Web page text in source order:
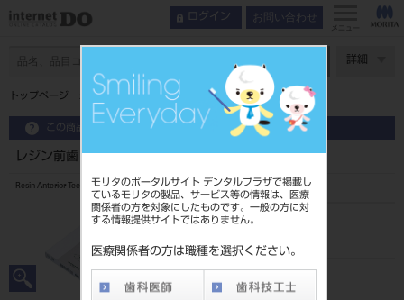
モリタのポータルサイト デンタルプラザで掲載し
ているモリタの製品、サービス等の情報は、医療
関係者の方を対象にしたものです。一般の方に対
する情報提供サイトではありません。
医療関係者の方は職種を選択ください。
ログイン お問い合わせ
メニュー
詳細
トップページ レジン前歯 6歯 55 624
この商品に関するお問い合わせ
レジン前歯 6歯 55 624
Resin Anterior Teeth
品目コード
4548162007759